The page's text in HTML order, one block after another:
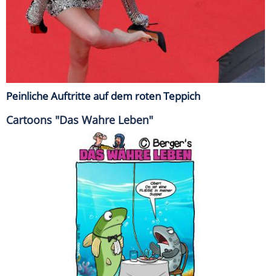
Peinliche Auftritte auf dem roten Teppich
Cartoons "Das Wahre Leben"